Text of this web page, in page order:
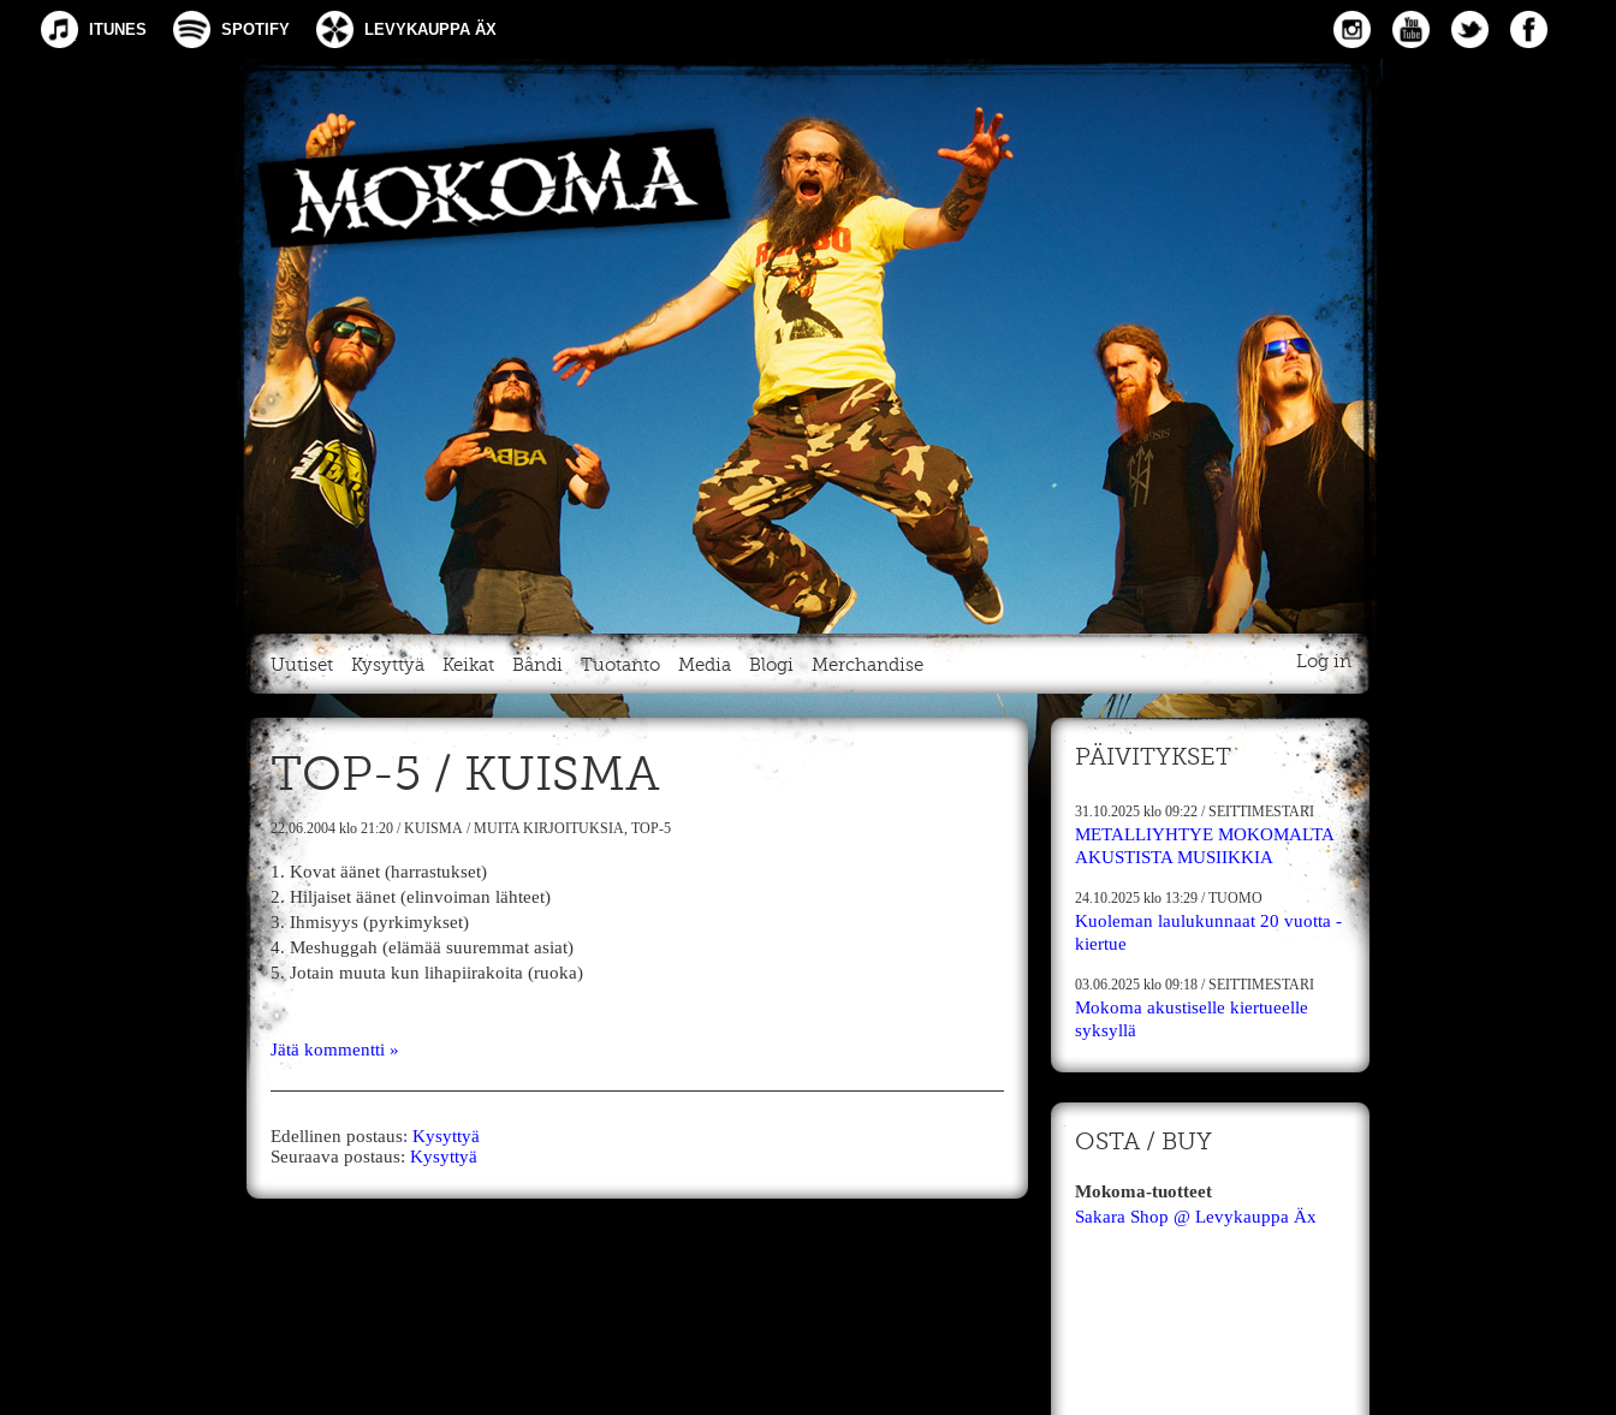
ITUNES SPOTIFY LEVYKAUPPA ÄX
Uutiset Kysyttyä Keikat Bändi Tuotanto Media Blogi Merchandise Log in
TOP-5 / KUISMA
22.06.2004 klo 21:20 /KUISMA /MUITA KIRJOITUKSIA, TOP-5
1. Kovat äänet (harrastukset)
2. Hiljaiset äänet (elinvoiman lähteet)
3. Ihmisyys (pyrkimykset)
4. Meshuggah (elämää suuremmat asiat)
5. Jotain muuta kun lihapiirakoita (ruoka)
Jätä kommentti »
Edellinen postaus: Kysyttyä
Seuraava postaus: Kysyttyä
PÄIVITYKSET
31.10.2025 klo 09:22 /SEITTIMESTARI
METALLIYHTYE MOKOMALTA
AKUSTISTA MUSIIKKIA
24.10.2025 klo 13:29 /TUOMO
Kuoleman laulukunnaat 20 vuotta -
kiertue
03.06.2025 klo 09:18 /SEITTIMESTARI
Mokoma akustiselle kiertueelle
syksyllä
OSTA / BUY
Mokoma-tuotteet
Sakara Shop @ Levykauppa Äx